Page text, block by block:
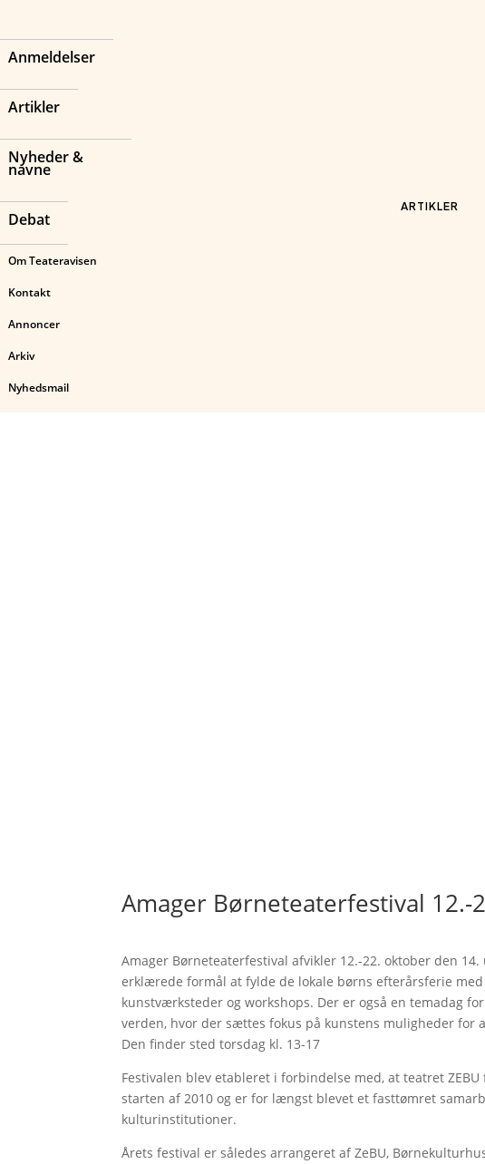
Anmeldelser
Artikler
Nyheder &
navne
Debat
Om Teateravisen
Kontakt
Annoncer
Arkiv
Nyhedsmail
ARTIKLER
Amager Børneteaterfestival 12.-
Amager Børneteaterfestival afvikler 12.-22. oktober den
erklærede formål at fylde de lokale børns efterårsferie
kunstværksteder og workshops. Der er også en temadag
verden, hvor der sættes fokus på kunstens muligheder for
Den finder sted torsdag kl. 13-17
Festivalen blev etableret i forbindelse med, at teatret
starten af 2010 og er for længst blevet et fasttømret
kulturinstitutioner.
Årets festival er således arrangeret af ZeBU,